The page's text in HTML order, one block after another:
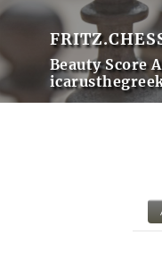
Beauty Score